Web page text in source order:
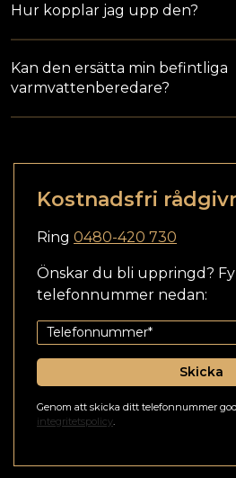
Hur kopplar jag upp den?
Kan den ersätta min befintliga
varmvattenberedare?
Kostnadsfri
Ring 0480-420 730
Önskar du bli uppringd?
telefonnummer nedan:
Skicka
Genom att skicka ditt telefonnummer
integritetspolicy